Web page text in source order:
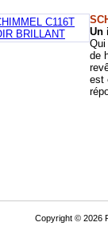
Un
Qui
de
est
Copyright © 2026